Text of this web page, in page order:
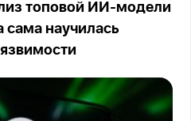
топовой ИИ-модели
сама научилась